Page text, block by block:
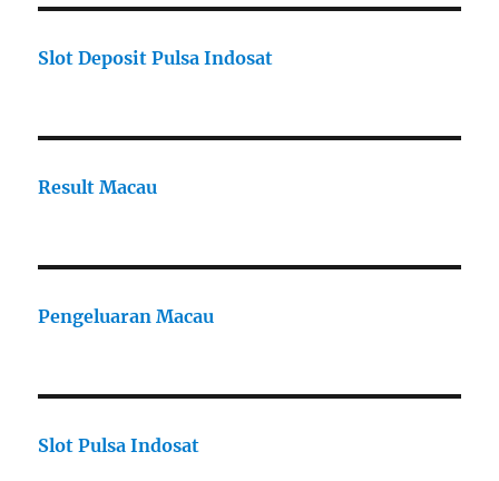
Slot Deposit Pulsa Indosat
Result Macau
Pengeluaran Macau
Slot Pulsa Indosat